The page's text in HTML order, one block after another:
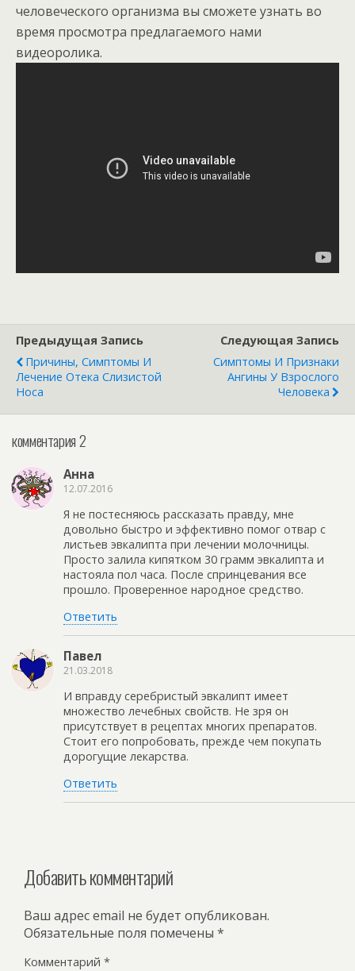
человеческого организма вы сможете узнать во
время просмотра предлагаемого нами
видеоролика.
Предыдущая Запись
Причины, Симптомы И
Лечение Отека Слизистой
Носа
Следующая Запись
Симптомы И Признаки
Ангины У Взрослого
Человека
комментария 2
Анна
12.07.2016
Я не постесняюсь рассказать правду, мне
довольно быстро и эффективно помог отвар с
листьев эвкалипта при лечении молочницы.
Просто залила кипятком 30 грамм эвкалипта и
настояла пол часа. После спринцевания все
прошло. Проверенное народное средство.
Ответить
Павел
21.03.2018
И вправду серебристый эвкалипт имеет
множество лечебных свойств. Не зря он
присутствует в рецептах многих препаратов.
Стоит его попробовать, прежде чем покупать
дорогущие лекарства.
Ответить
Добавить комментарий
Ваш адрес email не будет опубликован.
Обязательные поля помечены *
Комментарий *